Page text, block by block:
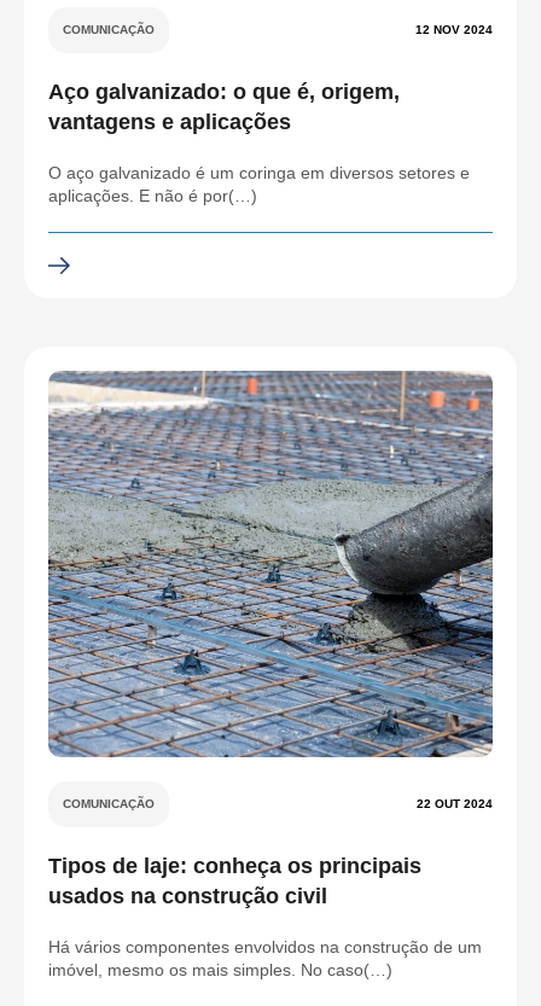
COMUNICAÇÃO 12 NOV 2024
Aço galvanizado: o que é, origem,
vantagens e aplicações
O aço galvanizado é um coringa em diversos setores e
aplicações. E não é por(…)
COMUNICAÇÃO 22 OUT 2024
Tipos de laje: conheça os principais
usados na construção civil
Há vários componentes envolvidos na construção de um
imóvel, mesmo os mais simples. No caso(…)